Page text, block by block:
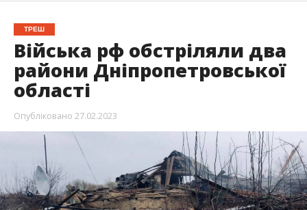
ТРЕШ
Війська рф обстріляли два
райони Дніпропетровської
області
Опубліковано 27.02.2023